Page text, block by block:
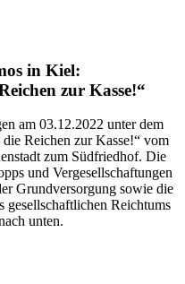
in Kiel:
zur Kasse!“
am 03.12.2022 unter dem
Reichen zur Kasse!“ vom
zum Südfriedhof. Die
und Vergesellschaftungen
Grundversorgung sowie die
gesellschaftlichen Reichtums
unten.